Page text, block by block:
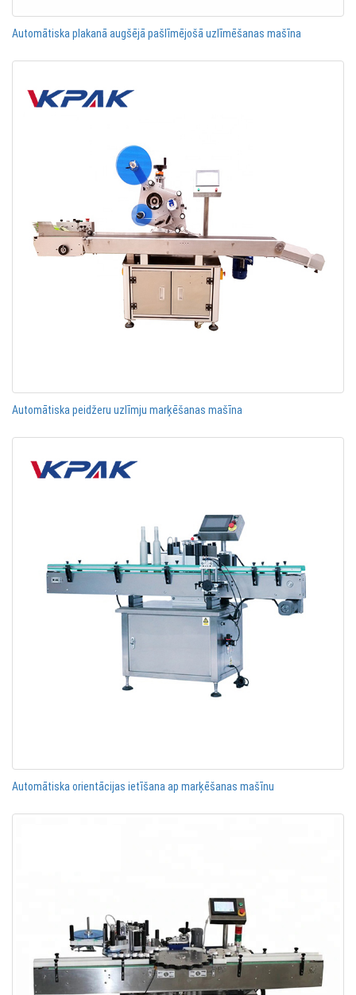
Automātiska plakanā augšējā pašlīmējošā uzlīmēšanas mašīna
Automātiska peidžeru uzlīmju marķēšanas mašīna
Automātiska orientācijas ietīšana ap marķēšanas mašīnu